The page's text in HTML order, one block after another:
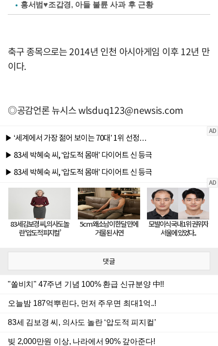
홍서범♥조갑경, 아들 불륜 사과 후 근황
축구 종목으로는 2014년 인천 아시아게임 이후 12년 만
이다.
◎공감언론 뉴시스wlsduq123@newsis.com
댓글